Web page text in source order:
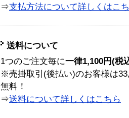
⇒支払方法について詳しくはこ
送料について
1つのご注文毎に一律1,100円(税
※売掛取引(後払い)のお客様は
無料！
⇒送料について詳しくはこちら